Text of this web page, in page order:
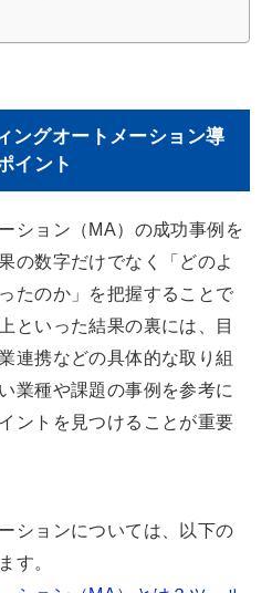
ングオートメーション導
イント
ション（MA）の成功事例を
の数字だけでなく「どのよ
たのか」を把握することで
といった結果の裏には、目
連携などの具体的な取り組
業種や課題の事例を参考に
ントを見つけることが重要
ションについては、以下の
す。